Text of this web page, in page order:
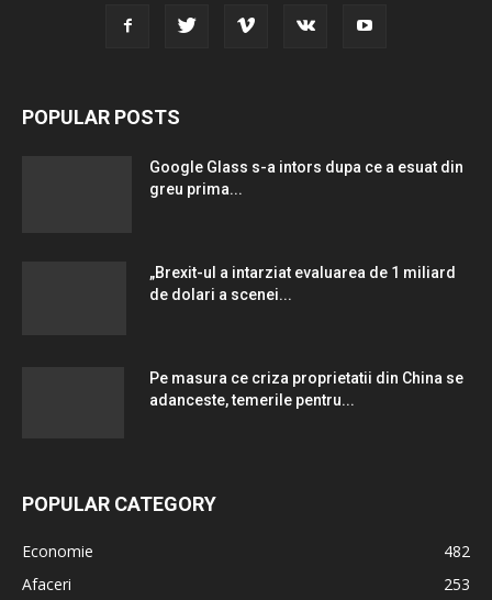
POPULAR POSTS
Google Glass s-a intors dupa ce a esuat din
greu prima...
„Brexit-ul a intarziat evaluarea de 1 miliard
de dolari a scenei...
Pe masura ce criza proprietatii din China se
adanceste, temerile pentru...
POPULAR CATEGORY
Economie
482
Afaceri
253